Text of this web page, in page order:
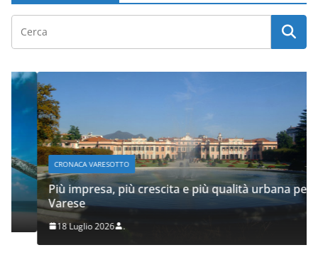
CRONACA VARESOTTO
Più impresa, più crescita e più qualità urbana per
Varese
18 Luglio 2026 .